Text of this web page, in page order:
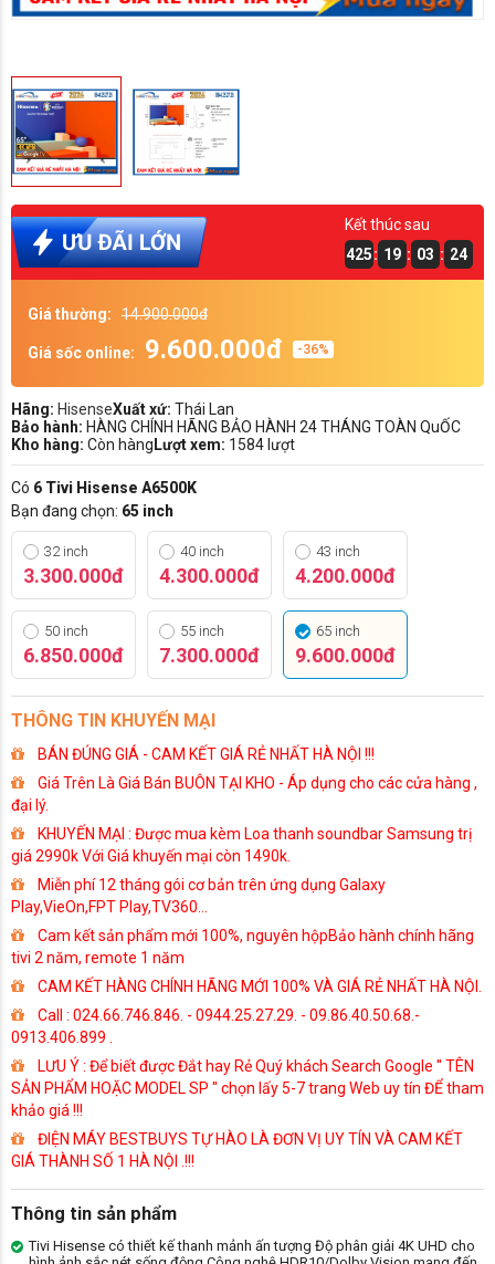
Kết thúc sau
425: 19 : 03 : 23
Giá thường: 14.900.000đ
Giá sốc online: 9.600.000đ -36%
Hãng: HisenseXuất xứ: Thái Lan
Bảo hành: HÀNG CHÍNH HÃNG BẢO HÀNH 24 THÁNG TOÀN QuỐC
Kho hàng: Còn hàngLượt xem: 1584 lượt
Có 6 Tivi Hisense A6500K
Bạn đang chọn: 65 inch
32 inch
3.300.000đ
40 inch
4.300.000đ
43 inch
4.200.000đ
50 inch
6.850.000đ
55 inch
7.300.000đ
65 inch
9.600.000đ
THÔNG TIN KHUYẾN MẠI
BÁN ĐÚNG GIÁ - CAM KẾT GIÁ RẺ NHẤT HÀ NỘI !!!
Giá Trên Là Giá Bán BUÔN TẠI KHO - Áp dụng cho các cửa hàng ,
đại lý.
KHUYẾN MẠI : Được mua kèm Loa thanh soundbar Samsung trị
giá 2990k Với Giá khuyến mại còn 1490k.
Miễn phí 12 tháng gói cơ bản trên ứng dụng Galaxy
Play,VieOn,FPT Play,TV360...
Cam kết sản phẩm mới 100%, nguyên hộpBảo hành chính hãng
tivi 2 năm, remote 1 năm
CAM KẾT HÀNG CHÍNH HÃNG MỚI 100% VÀ GIÁ RẺ NHẤT HÀ NỘI.
Call : 024.66.746.846. - 0944.25.27.29. - 09.86.40.50.68.-
0913.406.899 .
LƯU Ý : Để biết được Đắt hay Rẻ Quý khách Search Google '' TÊN
SẢN PHẨM HOẶC MODEL SP '' chọn lấy 5-7 trang Web uy tín ĐỂ tham
khảo giá !!!
ĐIỆN MÁY BESTBUYS TỰ HÀO LÀ ĐƠN VỊ UY TÍN VÀ CAM KẾT
GIÁ THÀNH SỐ 1 HÀ NỘI .!!!
Thông tin sản phẩm
Tivi Hisense có thiết kế thanh mảnh ấn tượng Độ phân giải 4K UHD cho